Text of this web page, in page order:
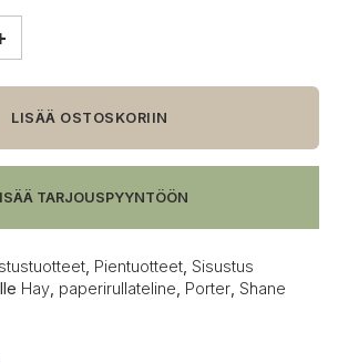
LISÄÄ OSTOSKORIIN
TARJOUSPYYNTÖÖN
Pientuotteet Sisustus
Hay paperirullateline Porter Shane